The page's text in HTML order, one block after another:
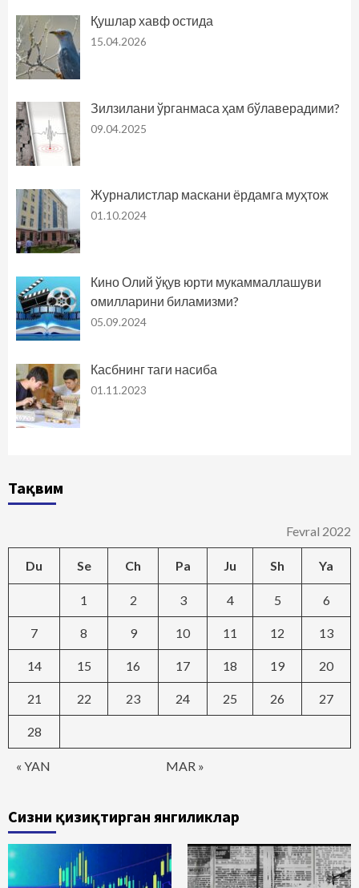
Қушлар хавф остида
15.04.2026
Зилзилани ўрганмаса ҳам бўлаверадими?
09.04.2025
Журналистлар маскани ёрдамга муҳтож
01.10.2024
Кино Олий ўқув юрти мукаммаллашуви
омилларини биламизми?
05.09.2024
Касбнинг таги насиба
01.11.2023
Тақвим
Fevral 2022
Du Se Ch Pa Ju Sh Ya
« YAN MAR »
1 2 3 4 5 6
7 8 9 10 11 12 13
14 15 16 17 18 19 20
21 22 23 24 25 26 27
28
Сизни қизиқтирган янгиликлар